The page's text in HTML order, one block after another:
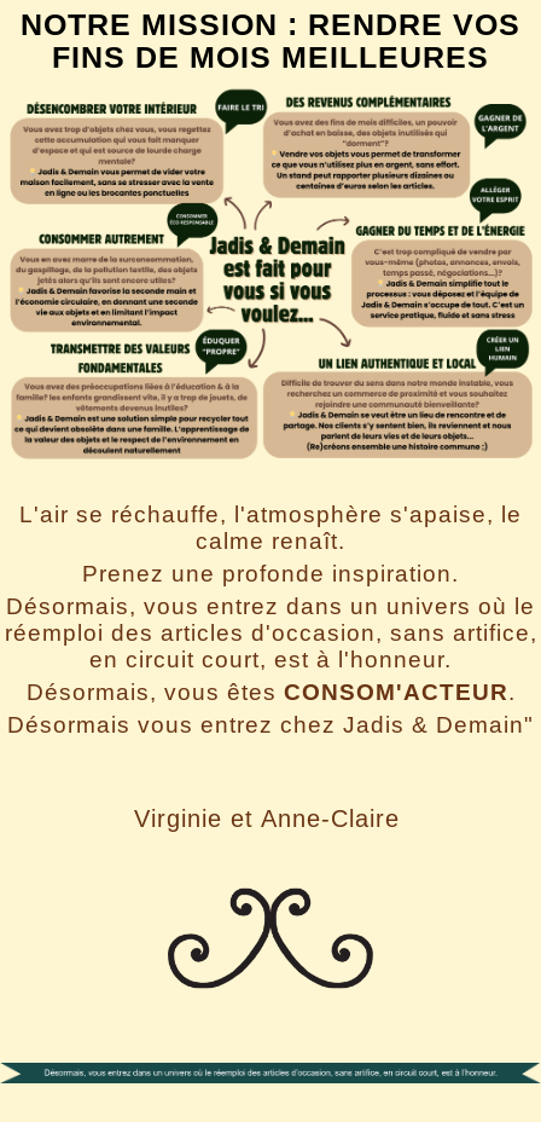
NOTRE MISSION : RENDRE VOS
FINS DE MOIS MEILLEURES
L'air se réchauffe, l'atmosphère s'apaise, le
calme renaît.
Prenez une profonde inspiration.
Désormais, vous entrez dans un univers où le
réemploi des articles d'occasion, sans artifice,
en circuit court, est à l'honneur.
Désormais, vous êtes CONSOM'ACTEUR.
Désormais vous entrez chez Jadis & Demain"
Virginie et Anne-Claire